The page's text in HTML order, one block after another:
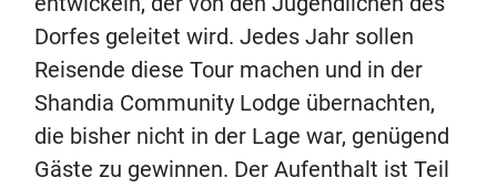
Dorfes geleitet wird. Jedes Jahr sollen
Reisende diese Tour machen und in der
Shandia Community Lodge übernachten,
die bisher nicht in der Lage war, genügend
Gäste zu gewinnen. Der Aufenthalt ist Teil